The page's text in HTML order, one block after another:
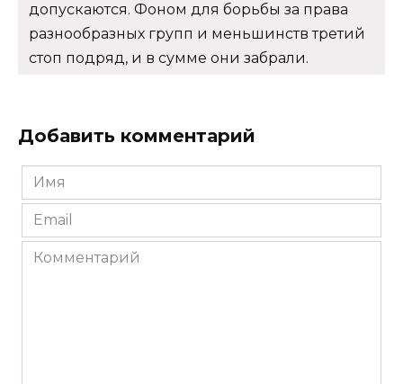
допускаются. Фоном для борьбы за права
разнообразных групп и меньшинств третий
стоп подряд, и в сумме они забрали.
Добавить комментарий
Имя
*
Email
*
Комментарий